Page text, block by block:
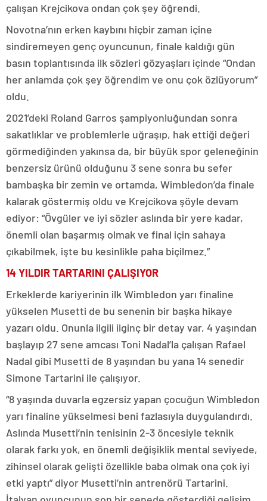
çalışan Krejcikova ondan çok şey öğrendi.
Novotna’nın erken kaybını hiçbir zaman içine
sindiremeyen genç oyuncunun, finale kaldığı gün
basın toplantısında ilk sözleri gözyaşları içinde “Ondan
her anlamda çok şey öğrendim ve onu çok özlüyorum”
oldu.
2021’deki Roland Garros şampiyonluğundan sonra
sakatlıklar ve problemlerle uğraşıp, hak ettiği değeri
görmediğinden yakınsa da, bir büyük spor geleneğinin
benzersiz ürünü olduğunu 3 sene sonra bu sefer
bambaşka bir zemin ve ortamda, Wimbledon’da finale
kalarak göstermiş oldu ve Krejcikova şöyle devam
ediyor: “Övgüler ve iyi sözler aslında bir yere kadar,
önemli olan başarmış olmak ve final için sahaya
çıkabilmek, işte bu kesinlikle paha biçilmez.”
14 YILDIR TARTARINI ÇALIŞIYOR
Erkeklerde kariyerinin ilk Wimbledon yarı finaline
yükselen Musetti de bu senenin bir başka hikaye
yazarı oldu. Onunla ilgili ilginç bir detay var, 4 yaşından
başlayıp 27 sene amcası Toni Nadal’la çalışan Rafael
Nadal gibi Musetti de 8 yaşından bu yana 14 senedir
Simone Tartarini ile çalışıyor.
“8 yaşında duvarla egzersiz yapan çocuğun Wimbledon
yarı finaline yükselmesi beni fazlasıyla duygulandırdı.
Aslında Musetti’nin tenisinin 2-3 öncesiyle teknik
olarak farkı yok, en önemli değişiklik mental seviyede,
zihinsel olarak gelişti özellikle baba olmak ona çok iyi
etki yaptı” diyor Musetti’nin antrenörü Tartarini.